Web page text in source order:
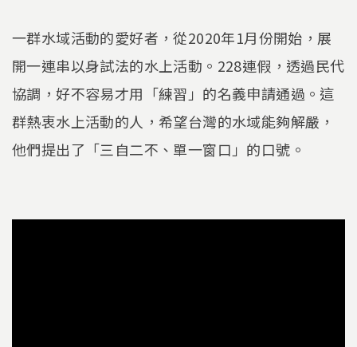
一群水域活動的愛好者，從2020年1月份開始，展
開一連串以身試法的水上活動。228連假，透過民代
協調，好不容易才用「練習」的名義申請通過。這
群熱衷水上活動的人，希望台灣的水域能夠解嚴，
他們提出了「三自二不、單一窗口」的口號。